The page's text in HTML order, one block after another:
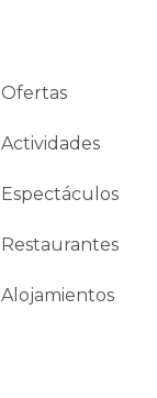
Ofertas
Actividades
Espectáculos
Restaurantes
Alojamientos